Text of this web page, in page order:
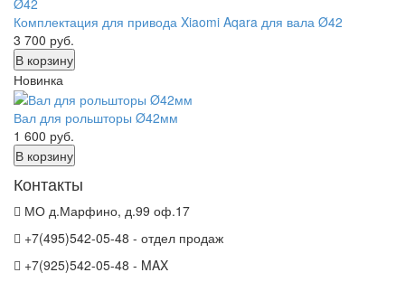
Комплектация для привода Xiaomi Aqara для вала Ø42
3 700 руб.
В корзину
Новинка
Вал для рольшторы Ø42мм
1 600 руб.
В корзину
Контакты
МО д.Марфино, д.99 оф.17
+7(495)542-05-48 - отдел продаж
+7(925)542-05-48 - MAX